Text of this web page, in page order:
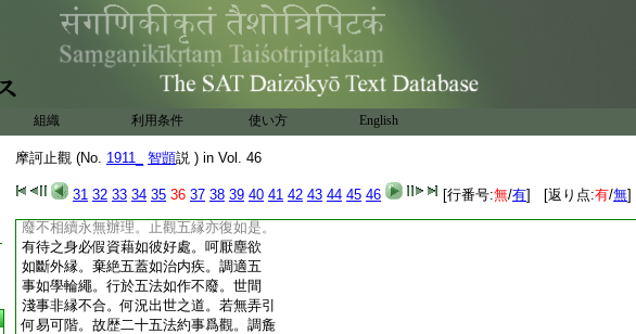
組織 利用条件 使い方 English
摩訶止觀 (No. 1911_ 智顗説 ) in Vol. 46
31 32 33 34 35 36 37 38 39 40 41 42 43 44 45 46 [行番号:無/有] [返り点:有/無]
十觀具足。成觀行位能發眞似。名近方便。
今釋遠方便略爲五。一具五縁。二呵五欲。
棄五蓋。四調五事。五行五法。夫道不
孤運弘之在人。人弘勝法假縁進道。所以
須具五縁。縁力既具當割諸嗜欲。嗜欲外
屏當内淨其心。其心若寂當調試五事。五
事調已行於五法。必至所在。譬如陶師若
欲得器。先擇良處。無砂無鹵草水豐便可
立作所。次息餘際務。際務不靜安得就功。
雖息外縁身内有疾云何執作。身雖康壯
廢不相續永無辦理。止觀五縁亦復如是。
有待之身必假資藉如彼好處。呵厭塵欲
如斷外縁。棄絶五蓋如治内疾。調適五
事如學輪繩。行於五法如作不廢。世間
淺事非縁不合。何況出世之道。若無弄引
何易可階。故歴二十五法約事爲觀。調麁